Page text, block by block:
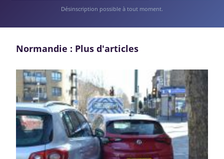
Désinscription possible à tout moment.
Normandie : Plus d'articles